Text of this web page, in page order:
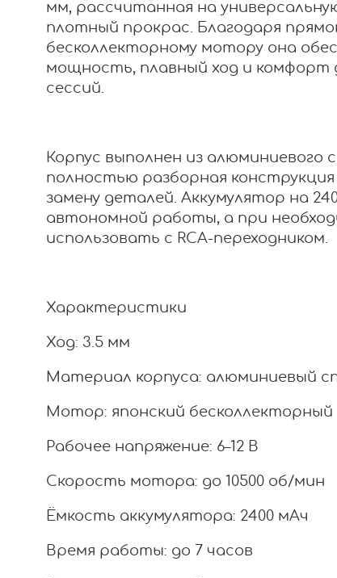
мм, рассчитанная на
плотный прокрас. Благодаря
бесколлекторному мотору она
мощность, плавный ход и комфорт
сессий.
Корпус выполнен из алюминиевого
полностью разборная
замену деталей. Аккумулятор на
автономной работы, а при
использовать с RCA-переходником.
Характеристики
Ход: 3.5 мм
Материал корпуса: алюминиевый
Мотор: японский бесколлекторный
Рабочее напряжение: 6–12 В
Скорость мотора: до 10500 об/мин
Ёмкость аккумулятора: 2400 мАч
Время работы: до 7 часов